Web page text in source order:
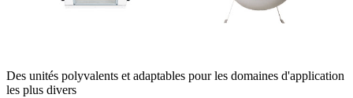
Des unités polyvalents et adaptables pour les domaines d'application
les plus divers